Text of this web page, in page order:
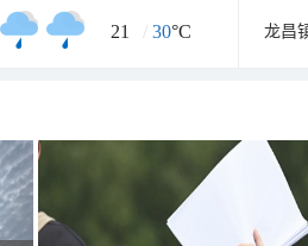
21 / 30°C 龙昌